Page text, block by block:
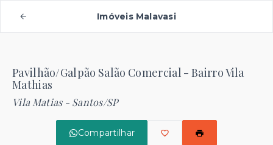
Imóveis Malavasi
Pavilhão/Galpão Salão Comercial - Bairro Vila
Mathias
Vila Matias - Santos/SP
Compartilhar